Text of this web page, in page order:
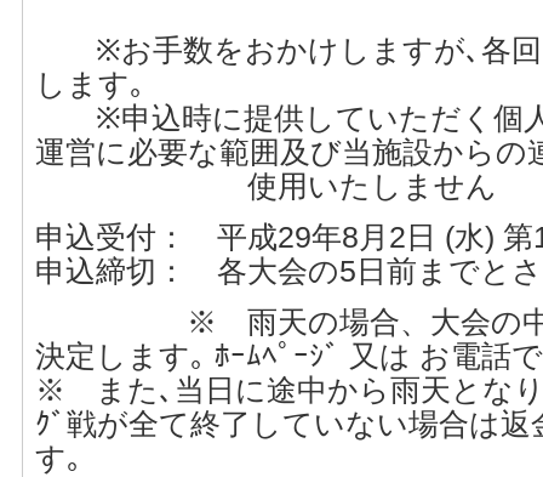
※お手数をおかけしますが､各回
します｡
※申込時に提供していただく個人
運営に必要な範囲及び当施設からの
使用いたしません
申込受付： 平成29年8月2日 (水) 第
申込締切： 各大会の5日前までと
※ 雨天の場合、大会の中止
決定します｡ ﾎｰﾑﾍﾟｰｼﾞ 又は お電
※ また､当日に途中から雨天とな
ｸﾞ戦が全て終了していない場合は
す｡